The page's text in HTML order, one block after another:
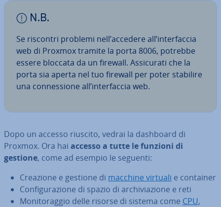
N.B.
Se riscontri problemi nell’accedere all’in­ter­fac­cia
web di Proxmox tramite la porta 8006, potrebbe
essere bloccata da un firewall. As­si­cu­ra­ti che la
porta sia aperta nel tuo firewall per poter stabilire
una con­nes­sio­ne all’in­ter­fac­cia web.
Dopo un accesso riuscito, vedrai la dashboard di
Proxmox. Ora hai accesso a tutte le funzioni di
gestione, come ad esempio le seguenti:
Creazione e gestione di macchine virtuali e container
Con­fi­gu­ra­zio­ne di spazio di ar­chi­via­zio­ne e reti
Mo­ni­to­rag­gio delle risorse di sistema come CPU,